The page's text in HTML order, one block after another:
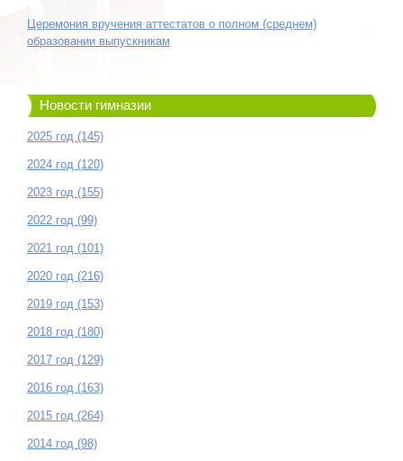
Церемония вручения аттестатов о полном (среднем)
образовании выпускникам
Новости гимназии
2025 год (145)
2024 год (120)
2023 год (155)
2022 год (99)
2021 год (101)
2020 год (216)
2019 год (153)
2018 год (180)
2017 год (129)
2016 год (163)
2015 год (264)
2014 год (98)